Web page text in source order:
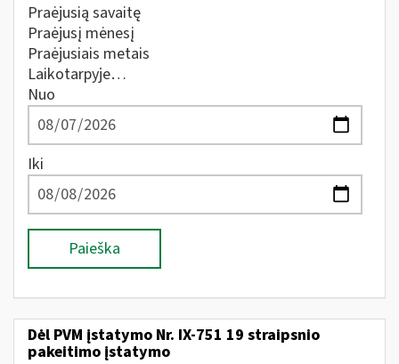
Praėjusią savaitę
Praėjusį mėnesį
Praėjusiais metais
Laikotarpyje…
Nuo
Iki
Paieška
Dėl PVM įstatymo Nr. IX-751 19 straipsnio
pakeitimo įstatymo